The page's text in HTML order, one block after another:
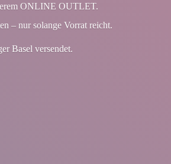
ONLINE OUTLET.
– nur solange Vorrat reicht.
Basel versendet.